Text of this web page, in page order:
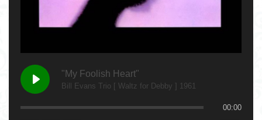
"My Foolish Heart"
Bill Evans Trio [ Waltz for Debby ] 1961
00:00